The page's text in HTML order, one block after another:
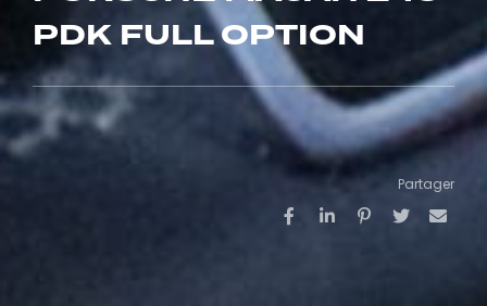
PDK FULL OPTION
Partager